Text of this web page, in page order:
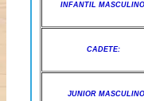
INFANTIL
CADETE:
JUNIOR MASCULINO